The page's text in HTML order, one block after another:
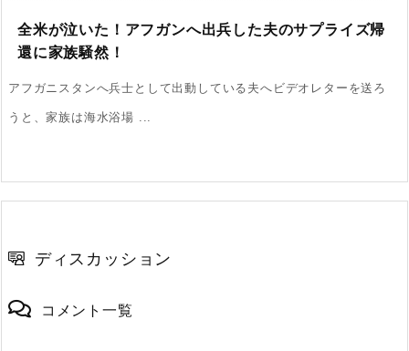
全米が泣いた！アフガンへ出兵した夫のサプライズ帰
還に家族騒然！
アフガニスタンへ兵士として出動している夫へビデオレターを送ろ
うと、家族は海水浴場 ...
ディスカッション
コメント一覧